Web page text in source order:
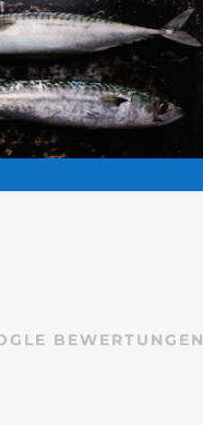
BEWERTUNGEN